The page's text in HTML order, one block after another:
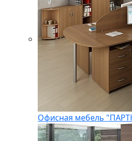
Офисная мебель